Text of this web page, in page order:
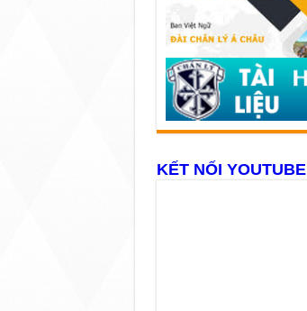
KẾT NỐI YOUTUBE